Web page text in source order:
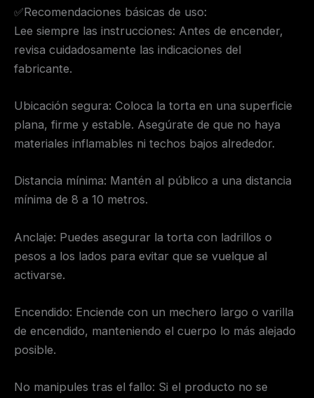
✅Recomendaciones básicas de uso:
Lee siempre las instrucciones: Antes de encender,
revisa cuidadosamente las indicaciones del
fabricante.
Ubicación segura: Coloca la torta en una superficie
plana, firme y estable. Asegúrate de que no haya
materiales inflamables ni techos bajos alrededor.
Distancia mínima: Mantén al público a una distancia
mínima de 8 a 10 metros.
Anclaje: Puedes asegurar la torta con ladrillos o
pesos a los lados para evitar que se vuelque al
activarse.
Encendido: Enciende con un mechero largo o varilla
de encendido, manteniendo el cuerpo lo más alejado
posible.
No manipules tras el fallo: Si el producto no se